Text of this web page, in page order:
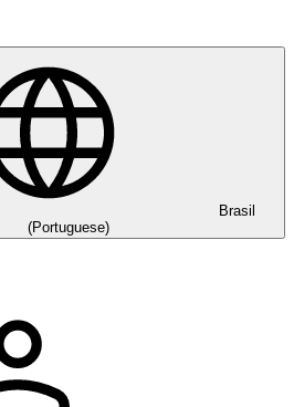
Brasil
(Portuguese)